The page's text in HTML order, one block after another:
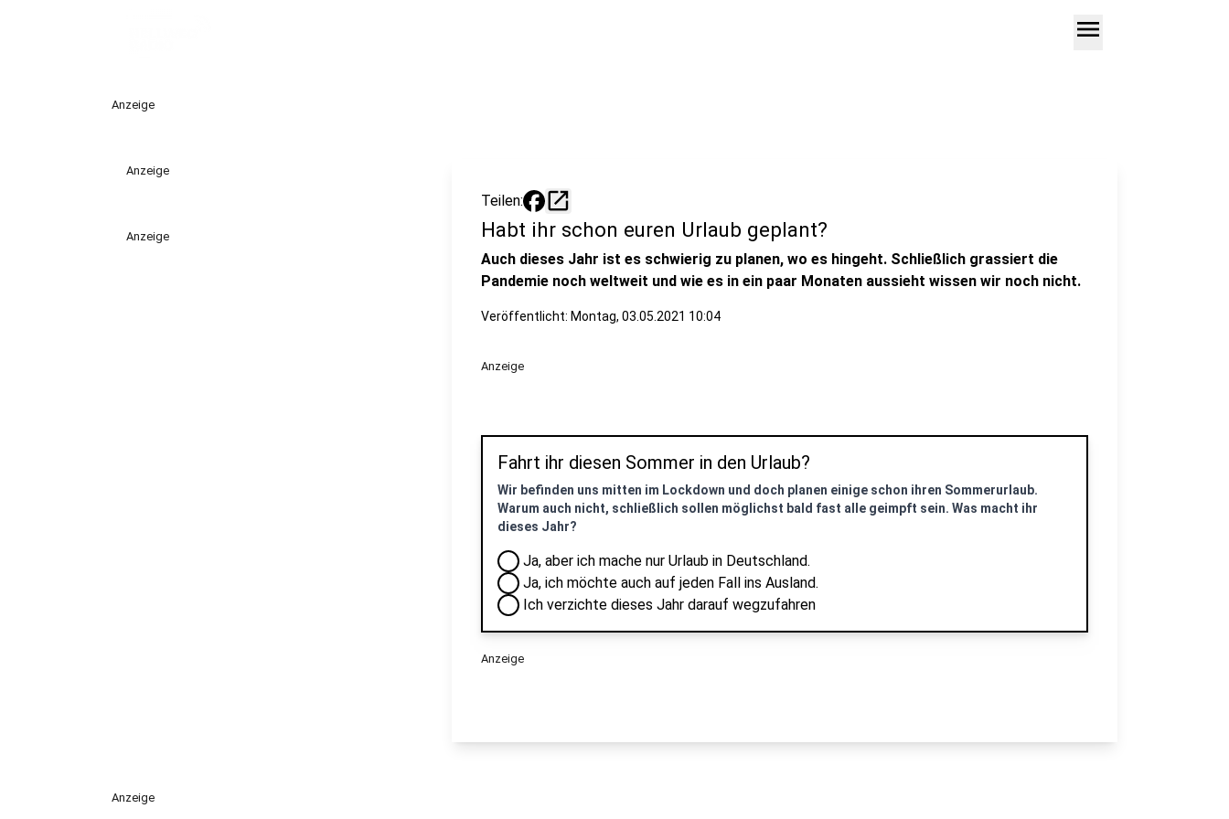
menu
Anzeige
Anzeige
Anzeige
Teilen: open_in_new
Habt ihr schon euren Urlaub geplant?
Auch dieses Jahr ist es schwierig zu planen, wo es hingeht. Schließlich grassiert die
Pandemie noch weltweit und wie es in ein paar Monaten aussieht wissen wir noch nicht.
Veröffentlicht: Montag, 03.05.2021 10:04
Anzeige
Fahrt ihr diesen Sommer in den Urlaub?
Wir befinden uns mitten im Lockdown und doch planen einige schon ihren Sommerurlaub.
Warum auch nicht, schließlich sollen möglichst bald fast alle geimpft sein. Was macht ihr
dieses Jahr?
Ja, aber ich mache nur Urlaub in Deutschland.
Ja, ich möchte auch auf jeden Fall ins Ausland.
Ich verzichte dieses Jahr darauf wegzufahren
Anzeige
Anzeige